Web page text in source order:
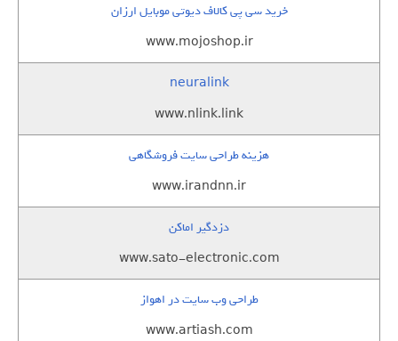
خرید سی پی کالاف دیوتی موبایل ارزان
www.mojoshop.ir
neuralink
www.nlink.link
هزینه طراحی سایت فروشگاهی
www.irandnn.ir
دزدگیر اماکن
www.sato-electronic.com
طراحی وب سایت در اهواز
www.artiash.com